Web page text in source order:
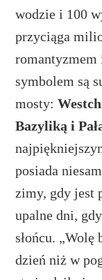
wodzie i 100
przyciąga
romantyzmem
symbolem są
mosty:
Bazyliką i
posiada
zimy, gdy jest
upalne dni,
słońcu.
dzień niż w